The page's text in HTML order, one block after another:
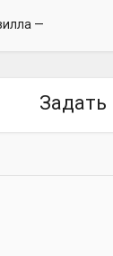
—
Задать